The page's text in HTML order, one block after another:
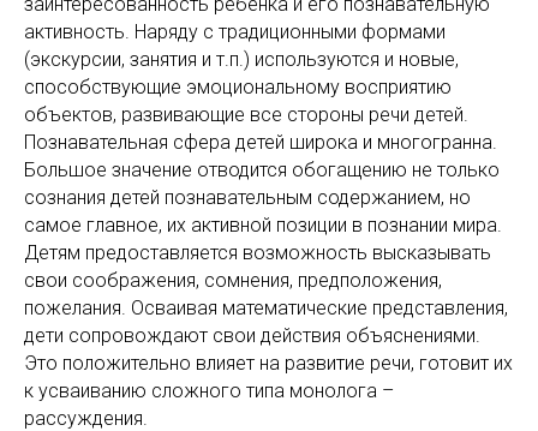
активность. Наряду с традиционными формами
(экскурсии, занятия и т.п.) используются и новые,
способствующие эмоциональному восприятию
объектов, развивающие все стороны речи детей.
Познавательная сфера детей широка и многогранна.
Большое значение отводится обогащению не только
сознания детей познавательным содержанием, но
самое главное, их активной позиции в познании мира.
Детям предоставляется возможность высказывать
свои соображения, сомнения, предположения,
пожелания. Осваивая математические представления,
дети сопровождают свои действия объяснениями.
Это положительно влияет на развитие речи, готовит их
к усваиванию сложного типа монолога –
рассуждения.